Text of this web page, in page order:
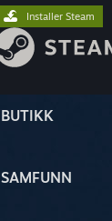
BUTIKK
SAMFUNN
Installer Steam